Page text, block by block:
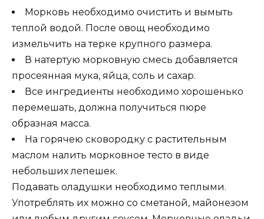
Морковь необходимо очистить и вымыть
теплой водой. После овощ необходимо
измельчить на терке крупного размера.
В натертую морковную смесь добавляется
просеянная мука, яйца, соль и сахар.
Все ингредиенты необходимо хорошенько
перемешать, должна получиться пюре
образная масса.
На горячею сковородку с растительным
маслом налить морковное тесто в виде
небольших лепешек.
Подавать оладушки необходимо теплыми.
Употреблять их можно со сметаной, майонезом